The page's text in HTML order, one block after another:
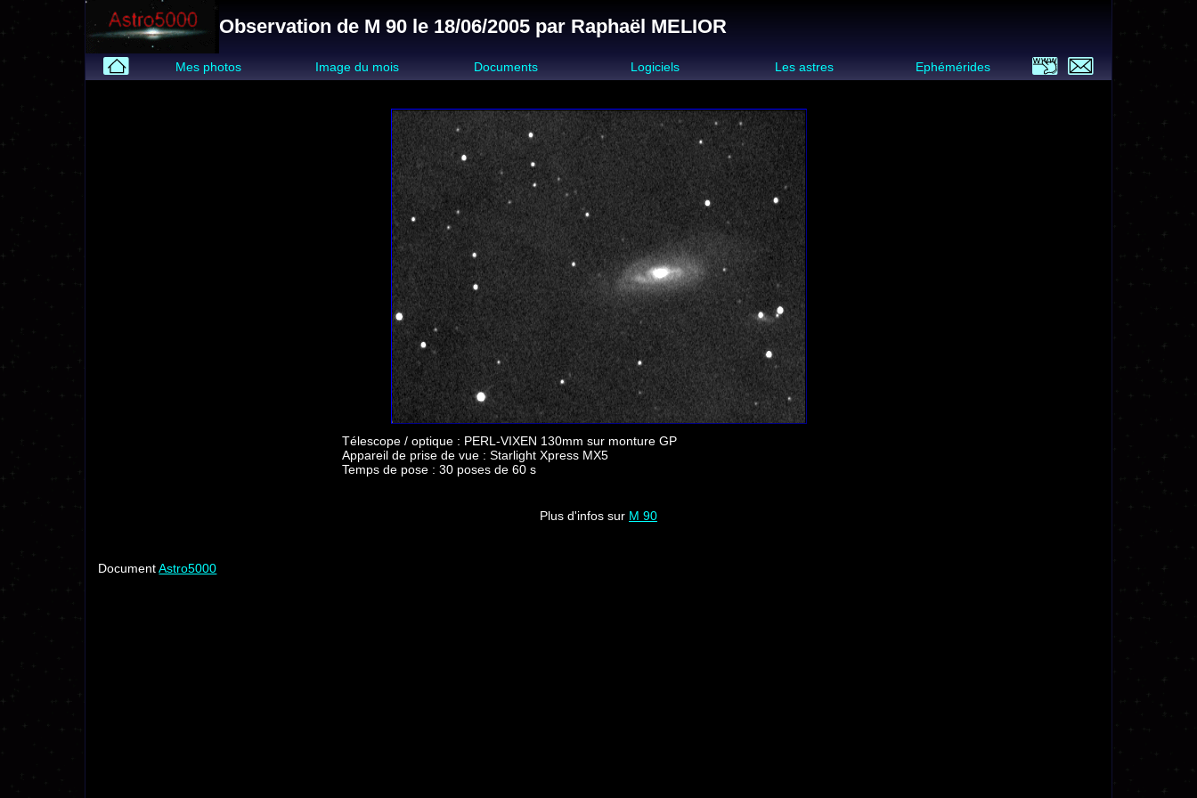
Observation de M 90 le 18/06/2005 par Raphaël MELIOR
Mes photos Image du mois Documents Logiciels Les astres Ephémérides
Télescope / optique : PERL-VIXEN 130mm sur monture GP
Appareil de prise de vue : Starlight Xpress MX5
Temps de pose : 30 poses de 60 s
Plus d'infos sur M 90
DocumentAstro5000